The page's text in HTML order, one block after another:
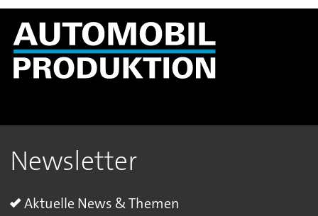
Newsletter
Aktuelle News & Themen